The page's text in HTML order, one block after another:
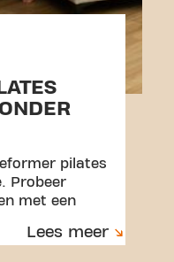
pilates
Probeer
met een
Lees meer